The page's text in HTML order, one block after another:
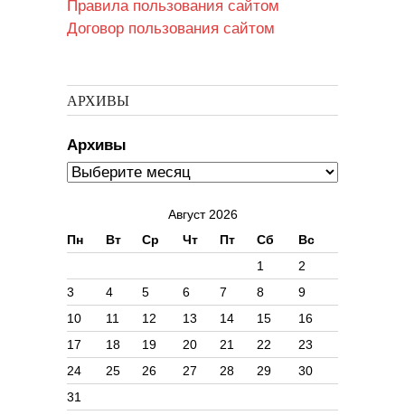
Правила пользования сайтом
Договор пользования сайтом
АРХИВЫ
Архивы
Август 2026
Пн
Вт Ср Чт Пт Сб Вс
1
2
3
4 5 6 7 8
9
10
11 12 13 14 15
16
17
18 19 20 21 22
23
24
25 26 27 28 29
30
31